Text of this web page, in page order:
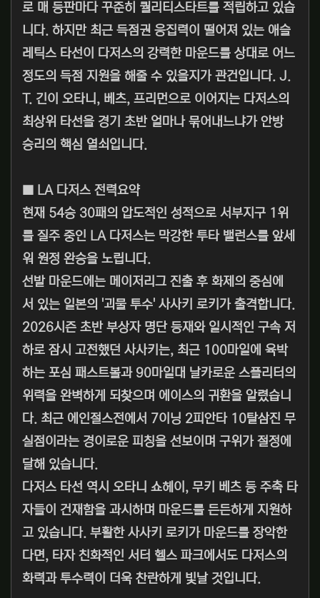
로 매 등판마다 꾸준히 퀄리티스타트를 적립하고 있습
니다. 하지만 최근 득점권 응집력이 떨어져 있는 애슬
레틱스 타선이 다저스의 강력한 마운드를 상대로 어느
정도의 득점 지원을 해줄 수 있을지가 관건입니다. J.
T. 긴이 오타니, 베츠, 프리먼으로 이어지는 다저스의
최상위 타선을 경기 초반 얼마나 묶어내느냐가 안방
승리의 핵심 열쇠입니다.
■ LA 다저스 전력요약
현재 54승 30패의 압도적인 성적으로 서부지구 1위
를 질주 중인 LA 다저스는 막강한 투타 밸런스를 앞세
워 원정 완승을 노립니다.
선발 마운드에는 메이저리그 진출 후 화제의 중심에
서 있는 일본의 '괴물 투수' 사사키 로키가 출격합니다.
2026시즌 초반 부상자 명단 등재와 일시적인 구속 저
하로 잠시 고전했던 사사키는, 최근 100마일에 육박
하는 포심 패스트볼과 90마일대 날카로운 스플리터의
위력을 완벽하게 되찾으며 에이스의 귀환을 알렸습니
다. 최근 에인절스전에서 7이닝 2피안타 10탈삼진 무
실점이라는 경이로운 피칭을 선보이며 구위가 절정에
달해 있습니다.
다저스 타선 역시 오타니 쇼헤이, 무키 베츠 등 주축 타
자들이 건재함을 과시하며 마운드를 든든하게 지원하
고 있습니다. 부활한 사사키 로키가 마운드를 장악한
다면, 타자 친화적인 서터 헬스 파크에서도 다저스의
화력과 투수력이 더욱 찬란하게 빛날 것입니다.